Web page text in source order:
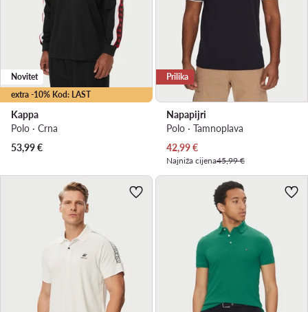
extra -10% Kod: LAST
Novitet
Kappa
Polo · Crna
53,99€
Prilika
Napapijri
Polo · Tamnoplava
Trenutna cijena
42,99€
Najniža cijena45,99 €